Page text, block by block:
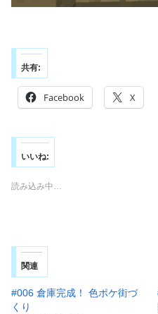
共有:
Facebook X
いいね:
読み込み中…
関連
#006 倉庫完成！ 色ポケ街づ
くり